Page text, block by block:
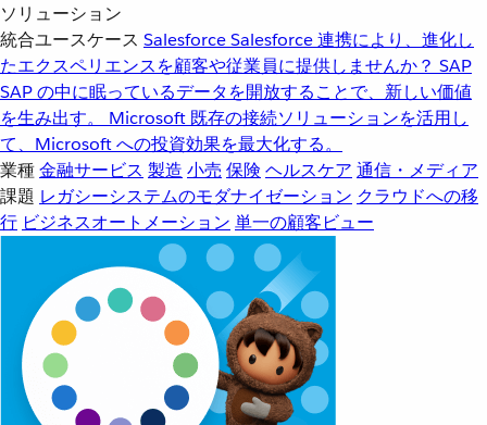
ソリューション
統合ユースケース SalesforceSalesforce 連携により、進化し
たエクスペリエンスを顧客や従業員に提供しませんか？ SAP
SAP の中に眠っているデータを開放することで、新しい価値
を生み出す。
Microsoft 既存の接続ソリューションを活用し
て、Microsoft への投資効果を最大化する。
業種金融サービス 製造 小売 保険 ヘルスケア 通信・メディア
課題 レガシーシステムのモダナイゼーション クラウドへの移
行 ビジネスオートメーション 単一の顧客ビュー